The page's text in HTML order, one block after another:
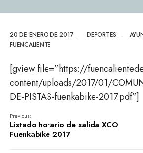
20 DE ENERO DE 2017 | DEPORTES |
FUENCALIENTE
[gview file=”https://
content/uploads/2017/01/
DE-PISTAS-fuenkabike-2017.pdf”]
Previous:
Listado horario de salida XCO
Fuenkabike 2017